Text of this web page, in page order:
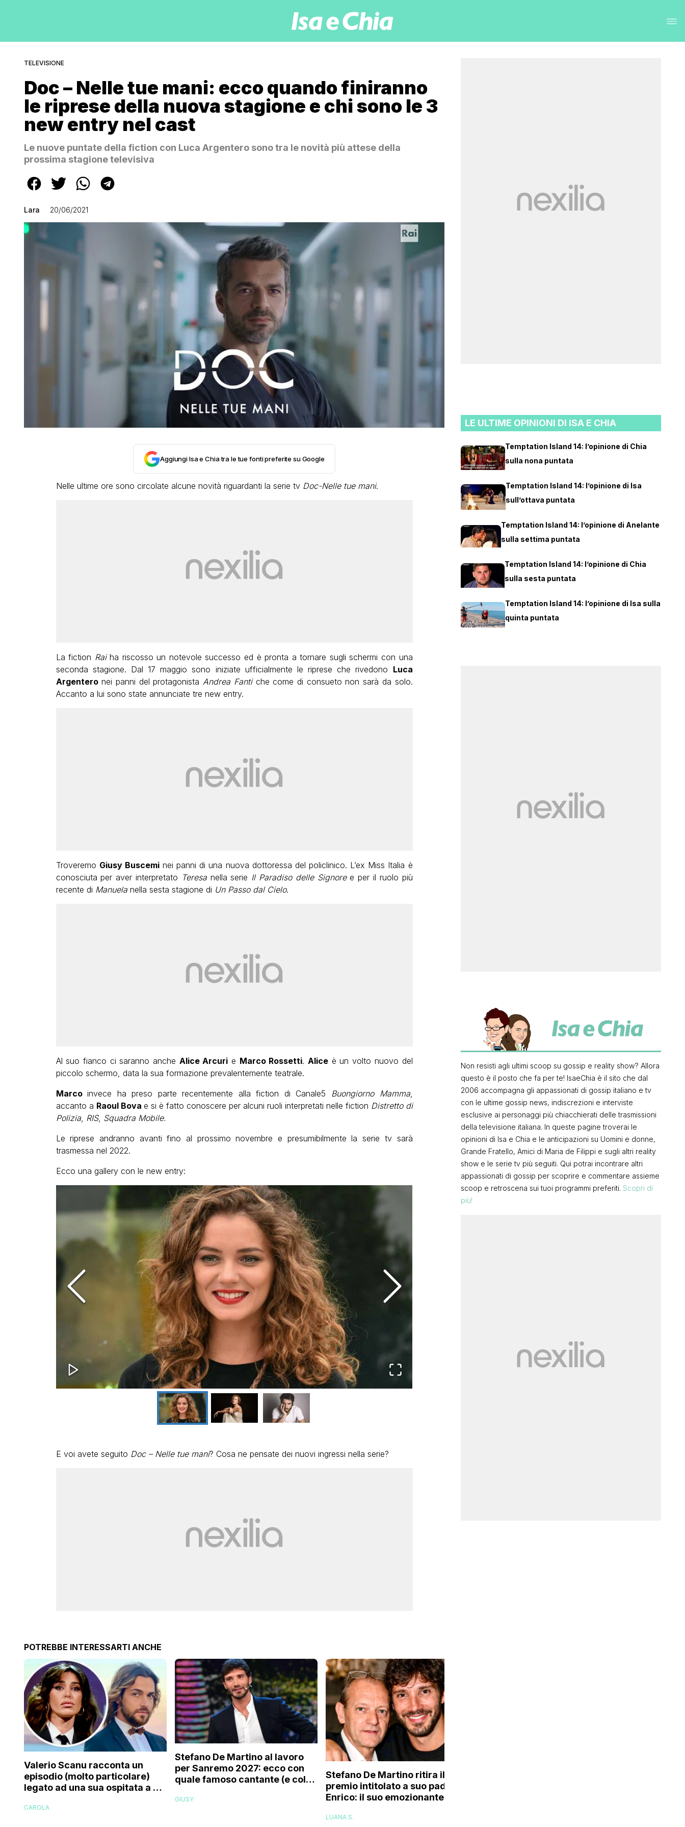
TELEVISIONE
Doc – Nelle tue mani: ecco quando finiranno
le riprese della nuova stagione e chi sono le 3
new entry nel cast
Le nuove puntate della fiction con Luca Argentero sono tra le novità più attese della
prossima stagione televisiva
Lara 20/06/2021
Aggiungi Isa e Chia tra le tue fonti preferite su Google
Nelle ultime ore sono circolate alcune novità riguardanti la serie tv Doc-Nelle tue mani.
La fiction Raiha riscosso un notevole successo ed è pronta a tornare sugli schermi con una
seconda stagione. Dal 17 maggio sono iniziate ufficialmente le riprese che rivedono Luca
Argenteronei panni del protagonista Andrea Fantiche come di consueto non sarà da solo.
Accanto a lui sono state annunciate tre new entry.
Troveremo Giusy Busceminei panni di una nuova dottoressa del policlinico. L’ex Miss Italia è
conosciuta per aver interpretato Teresanella serie Il Paradiso delle Signoree per il ruolo più
recente di Manuelanella sesta stagione di Un Passo dal Cielo.
Al suo fianco ci saranno anche Alice Arcuri e Marco Rossetti. Alice è un volto nuovo del
piccolo schermo, data la sua formazione prevalentemente teatrale.
Marcoinvece ha preso parte recentemente alla fiction di Canale5 Buongiorno Mamma,
accanto a Raoul Bova e si è fatto conoscere per alcuni ruoli interpretati nelle fiction Distretto di
Polizia, RIS, Squadra Mobile.
Le riprese andranno avanti fino al prossimo novembre e presumibilmente la serie tv sarà
trasmessa nel 2022.
Ecco una gallery con le new entry:
E voi avete seguito Doc – Nelle tue mani? Cosa ne pensate dei nuovi ingressi nella serie?
POTREBBE INTERESSARTI ANCHE
Valerio Scanu racconta un
episodio (molto particolare)
legato ad una sua ospitata a Le
Rodriguez ha smesso di
CAROLA
Stefano De Martino al lavoro
per Sanremo 2027: ecco con
quale famoso cantante (e col
paparazzato
GIUSY
Stefano De Martino ritira il
premio intitolato a suo padre
Enrico: il suo emozionante
LUANA S.
LE ULTIME OPINIONI DI ISA E CHIA
Temptation Island 14: l’opinione di Chia
sulla nona puntata
Temptation Island 14: l’opinione di Isa
sull’ottava puntata
Temptation Island 14: l’opinione di Anelante
sulla settima puntata
Temptation Island 14: l’opinione di Chia
sulla sesta puntata
Temptation Island 14: l’opinione di Isa sulla
quinta puntata
Non resisti agli ultimi scoop su gossip e reality show? Allora
questo è il posto che fa per te! IsaeChia è il sito che dal
2006 accompagna gli appassionati di gossip italiano e tv
con le ultime gossip news, indiscrezioni e interviste
esclusive ai personaggi più chiacchierati delle trasmissioni
della televisione italiana. In queste pagine troverai le
opinioni di Isa e Chia e le anticipazioni su Uomini e donne,
Grande Fratello, Amici di Maria de Filippi e sugli altri reality
show e le serie tv più seguiti. Qui potrai incontrare altri
appassionati di gossip per scoprire e commentare assieme
scoop e retroscena sui tuoi programmi preferiti. Scopri di
più!